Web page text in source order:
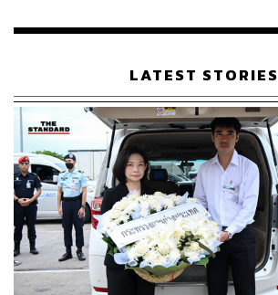
เรือนไทยที่ถูกซุกไว้
LATEST STORIES